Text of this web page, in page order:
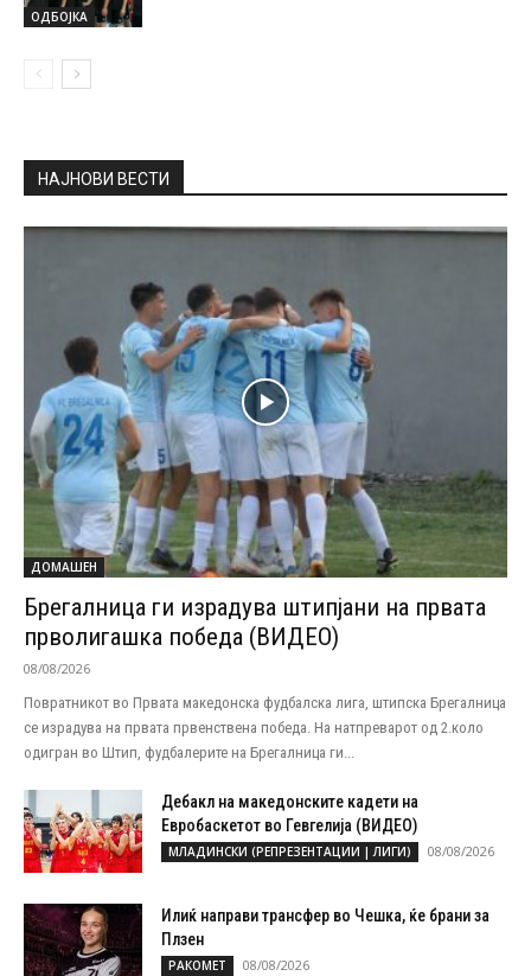
ОДБОЈКА
НАЈНОВИ ВЕСТИ
ДОМАШЕН
Брегалница ги израдува штипјани на првата
прволигашка победа (ВИДЕО)
08/08/2026
Повратникот во Првата македонска фудбалска лига, штипска Брегалница
се израдува на првата првенствена победа. На натпреварот од 2.коло
одигран во Штип, фудбалерите на Брегалница ги...
Дебакл на македонските кадети на
Евробаскетот во Гевгелија (ВИДЕО)
МЛАДИНСКИ (РЕПРЕЗЕНТАЦИИ | ЛИГИ) 08/08/2026
Илиќ направи трансфер во Чешка, ќе брани за
Плзен
РАКОМЕТ 08/08/2026